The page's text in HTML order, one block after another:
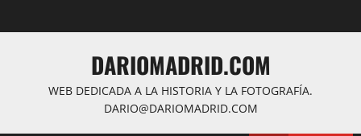
al
DARIOMADRID.COM
WEB DEDICADA A LA HISTORIA Y LA FOTOGRAFÍA.
DARIO@DARIOMADRID.COM